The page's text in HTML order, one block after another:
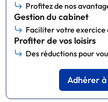
Profitez de nos
Gestion du cabinet
Faciliter votre exercice
Profiter de vos loisirs
Des réductions pour
Adhérer à